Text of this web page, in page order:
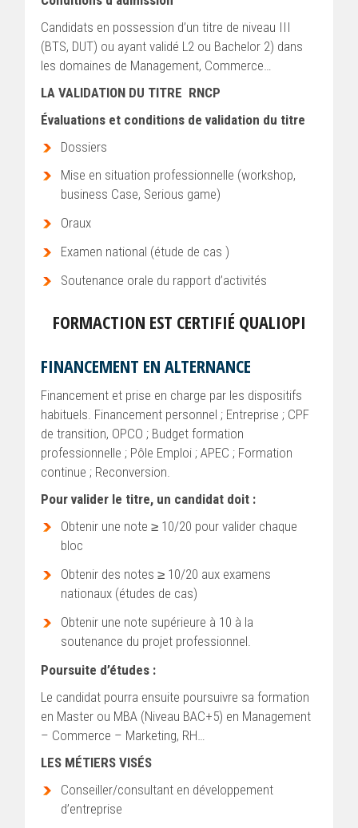
Candidats en possession d’un titre de niveau III
(BTS, DUT) ou ayant validé L2 ou Bachelor 2) dans
les domaines de Management, Commerce…
LA VALIDATION DU TITRE RNCP
Évaluations et conditions de validation du titre
Dossiers
Mise en situation professionnelle (workshop,
business Case, Serious game)
Oraux
Examen national (étude de cas )
Soutenance orale du rapport d’activités
FORMACTION EST CERTIFIÉ QUALIOPI
FINANCEMENT EN ALTERNANCE
Financement et prise en charge par les dispositifs
habituels. Financement personnel ; Entreprise ; CPF
de transition, OPCO ; Budget formation
professionnelle ; Pôle Emploi ; APEC ; Formation
continue ; Reconversion.
Pour valider le titre, un candidat doit :
Obtenir une note ≥ 10/20 pour valider chaque
bloc
Obtenir des notes ≥ 10/20 aux examens
nationaux (études de cas)
Obtenir une note supérieure à 10 à la
soutenance du projet professionnel.
Poursuite d’études :
Le candidat pourra ensuite poursuivre sa formation
en Master ou MBA (Niveau BAC+5) en Management
– Commerce – Marketing, RH…
LES MÉTIERS VISÉS
Conseiller/consultant en développement
d’entreprise